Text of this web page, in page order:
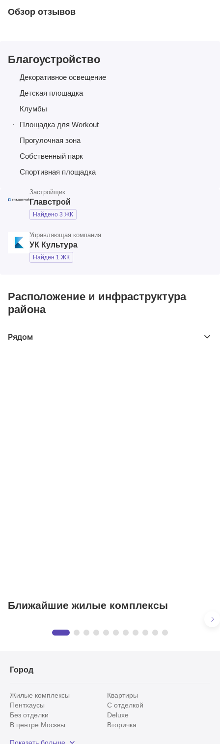
Обзор отзывов
Благоустройство
Декоративное освещение
Детская площадка
Клумбы
Площадка для Workout
Прогулочная зона
Собственный парк
Спортивная площадка
Застройщик
Главстрой
Найдено 3 ЖК
Управляющая компания
УК Культура
Найден 1 ЖК
Расположение и инфраструктура
района
Рядом
Ближайшие жилые комплексы
Trianon
Город
Жилые комплексы
Квартиры
Пентхаусы
С отделкой
Без отделки
Deluxe
В центре Москвы
Вторичка
Показать больше